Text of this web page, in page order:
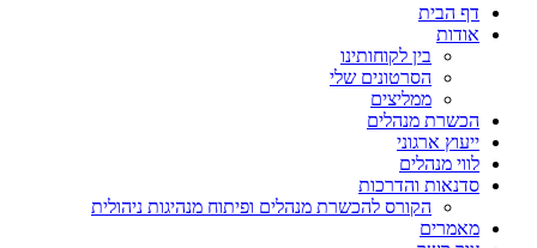
דף הבית
אודות
בין לקוחותינו
הסרטונים שלי
ממליצים
הכשרת מנהלים
ייעוץ ארגוני
לווי מנהלים
סדנאות והדרכות
הקורס להכשרת מנהלים ופיתוח מנהיגות ניהולית
מאמרים